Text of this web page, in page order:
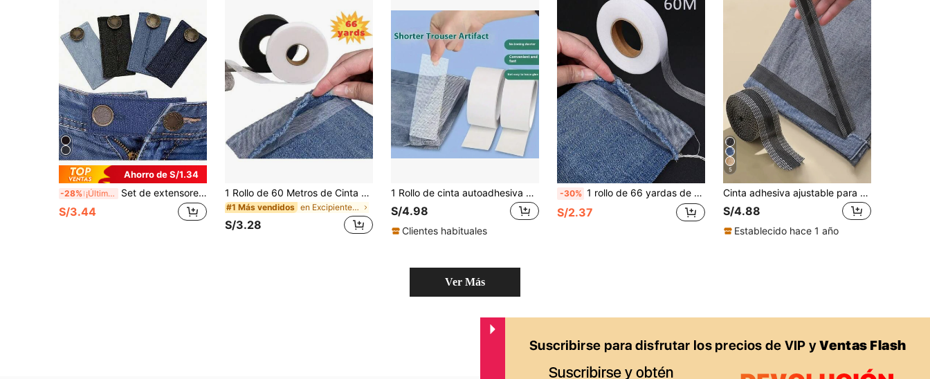
Ahorro de S/1.34
-28% ¡Últimos 2 días Set de extensores de pantalones, incluye: extensor de botón de pantalón, clips de tirantes, extensor de cintura, extensor elástico de cintura, extensor de cintura entrelazado, extensor elástico ajustable de cintura, adecuado para jeans y pantalones de hombres y mujeres, diseño de hebilla fácil de instalar
S/3.44
1 Rollo de 60 Metros de Cinta Sesgo Fusible, Cinta Adhesiva Doble Cara, Adhesivo Fuerte Lavable, Cinta Termoadhesiva con Respaldo Doble Cara, Cinta de Acabado sin Costuras, Apta para Modificar Ropa, Pantalones, Vaqueros, Cortinas y Diversas Telas
#1 Más vendidos en Excipientes para la decoración de prendas
S/3.28
1 Rollo de cinta autoadhesiva para acortar pantalones sin coser ni planchar - Parche autoadhesivo para acortar la pierna del pantalón | Ajustador de longitud del pantalón | Cinta autoadhesiva de doble cara para acortar la longitud del pantalón | Cinta para acortar cortinas
S/4.98
Clientes habituales
-30% 1 rollo de 66 yardas de cinta termoadhesiva para dobladillo, entretela adhesiva de doble cara, adhesivo fuerte lavable, cinta adhesiva de fusión en caliente, forro adhesivo de doble cara, cinta de dobladillo sin costuras, adecuada para modificar ropa, pantalones, jeans, cortinas y diversas telas
S/2.37
5
Cinta adhesiva ajustable para el bajo de los pantalones - Ajusta fácilmente la longitud de tus pantalones
S/4.88
Establecido hace 1 año
Ver Más